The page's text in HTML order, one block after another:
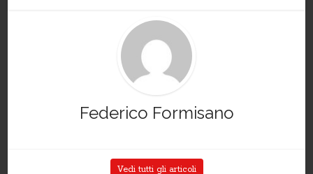
Federico Formisano
Vedi tutti gli articoli